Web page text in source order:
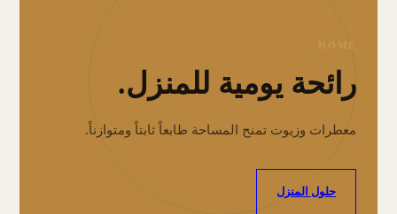
HOME
رائحة يومية للمنزل.
معطرات وزيوت تمنح المساحة طابعاً ثابتاً ومتوازناً.
حلول المنزل